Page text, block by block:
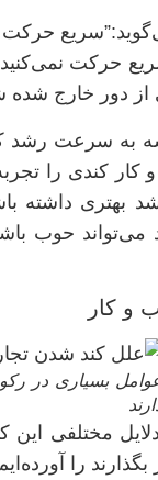
حرکت
حرکت
از دور خارج شده
به سرعت رشد
کندی را
بهتری داشته
حوب
و کار
بسیاری در
مختلفی این
را